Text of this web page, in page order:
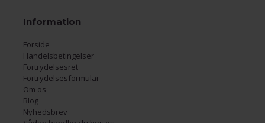
Information
Forside
Handelsbetingelser
Fortrydelsesret
Fortrydelsesformular
Om os
Blog
Nyhedsbrev